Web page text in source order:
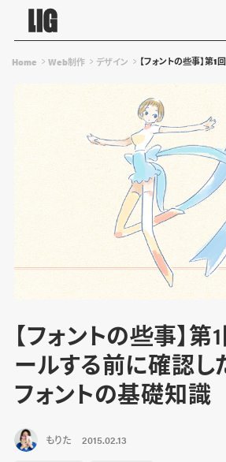
Home Web制作 デザイン 【フォントの些事】第
【フォントの些事】第
ールする前に確認し
フォントの基礎知識
もりた 2015.02.13